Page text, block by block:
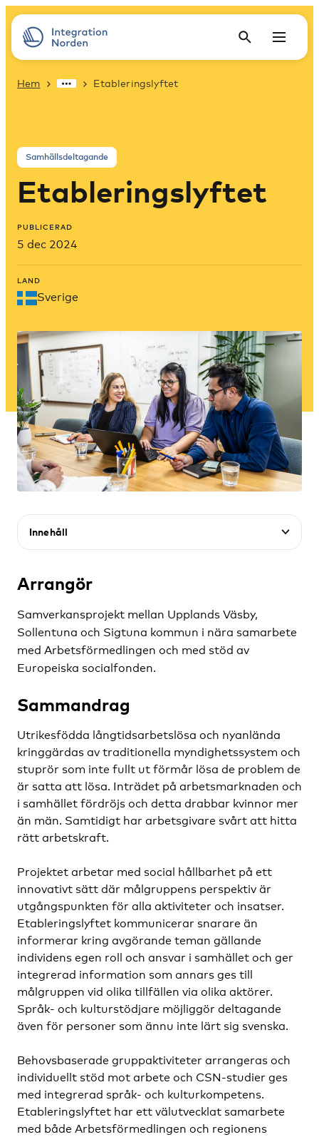
Hem Etableringslyftet
Samhällsdeltagande
Etableringslyftet
PUBLICERAD
5 dec 2024
LAND
Sverige
Innehåll
Arrangör
Samverkansprojekt mellan Upplands Väsby,
Sollentuna och Sigtuna kommun i nära samarbete
med Arbetsförmedlingen och med stöd av
Europeiska socialfonden.
Sammandrag
Utrikesfödda långtidsarbetslösa och nyanlända
kringgärdas av traditionella myndighetssystem och
stuprör som inte fullt ut förmår lösa de problem de
är satta att lösa. Inträdet på arbetsmarknaden och
i samhället fördröjs och detta drabbar kvinnor mer
än män. Samtidigt har arbetsgivare svårt att hitta
rätt arbetskraft.
Projektet arbetar med social hållbarhet på ett
innovativt sätt där målgruppens perspektiv är
utgångspunkten för alla aktiviteter och insatser.
Etableringslyftet kommunicerar snarare än
informerar kring avgörande teman gällande
individens egen roll och ansvar i samhället och ger
integrerad information som annars ges till
målgruppen vid olika tillfällen via olika aktörer.
Språk- och kulturstödjare möjliggör deltagande
även för personer som ännu inte lärt sig svenska.
Behovsbaserade gruppaktiviteter arrangeras och
individuellt stöd mot arbete och CSN-studier ges
med integrerad språk- och kulturkompetens.
Etableringslyftet har ett välutvecklat samarbete
med både Arbetsförmedlingen och regionens